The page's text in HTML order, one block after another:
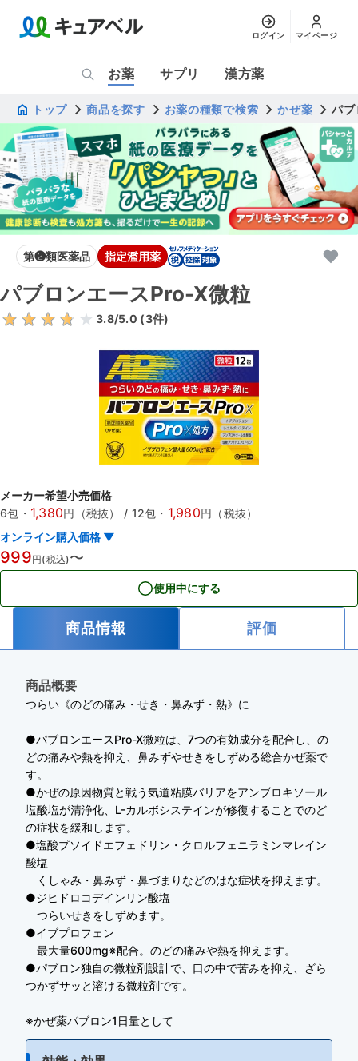
ログイン マイページ
お薬 サプリ 漢方薬
トップ 商品を探す お薬の種類で検索 かぜ薬 パ
第❷類医薬品 指定濫用薬
パブロンエースPro-X微粒
3.8/5.0 (3件)
メーカー希望小売価格
6包 ・ 1,380円（税抜） / 12包 ・ 1,980円（税抜）
オンライン購入価格 ▼
999円(税込)〜
使用中にする
商品情報 評価
商品概要
つらい《のどの痛み・せき・鼻みず・熱》に
●パブロンエースPro-X微粒は、7つの有効成分を配合し、の
どの痛みや熱を抑え、鼻みずやせきをしずめる総合かぜ薬で
す。
●かぜの原因物質と戦う気道粘膜バリアをアンブロキソール
塩酸塩が清浄化、L-カルボシステインが修復することでのど
の症状を緩和します。
●塩酸プソイドエフェドリン・クロルフェニラミンマレイン
酸塩
くしゃみ・鼻みず・鼻づまりなどのはな症状を抑えます。
●ジヒドロコデインリン酸塩
つらいせきをしずめます。
●イブプロフェン
最大量600mg※配合。のどの痛みや熱を抑えます。
●パブロン独自の微粒剤設計で、口の中で苦みを抑え、ざら
つかずサッと溶ける微粒剤です。
※かぜ薬パブロン1日量として